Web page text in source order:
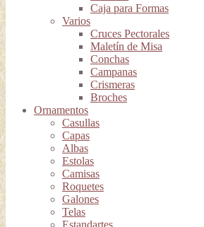
Caja para Formas
Varios
Cruces Pectorales
Maletín de Misa
Conchas
Campanas
Crismeras
Broches
Ornamentos
Casullas
Capas
Albas
Estolas
Camisas
Roquetes
Galones
Telas
Estandartes